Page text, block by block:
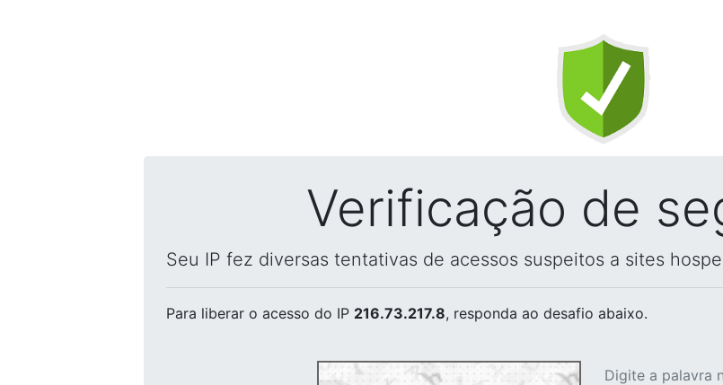
Verificação de
Seu IP fez diversas tentativas de acessos suspeitos a sites
Para liberar o acesso do IP 216.73.217.8, responda ao desafio abaixo.
Digite a palavra